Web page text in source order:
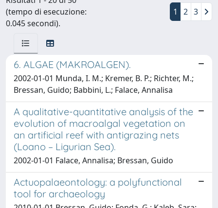
(tempo di esecuzione:
0.045 secondi).
1 2 3
6. ALGAE (MAKROALGEN).
2002-01-01 Munda, I. M.; Kremer, B. P.; Richter, M.;
Bressan, Guido; Babbini, L.; Falace, Annalisa
A qualitative-quantitative analysis of the
evolution of macroalgal vegetation on
an artificial reef with antigrazing nets
(Loano – Ligurian Sea).
2002-01-01 Falace, Annalisa; Bressan, Guido
Actuopalaeontology: a polyfunctional
tool for archaeology